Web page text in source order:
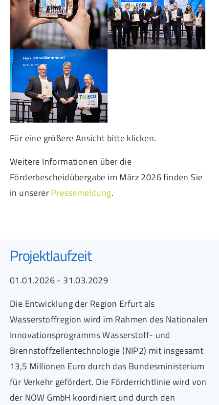
Show larger version
Für eine größere Ansicht bitte klicken.
Weitere Informationen über die
Förderbescheidübergabe im März 2026 finden Sie
in unsererPressemeldung.
Projektlaufzeit
01.01.2026 - 31.03.2029
Die Entwicklung der Region Erfurt als
Wasserstoffregion wird im Rahmen des Nationalen
Innovationsprogramms Wasserstoff- und
Brennstoffzellentechnologie (NIP2) mit insgesamt
13,5 Millionen Euro durch das Bundesministerium
für Verkehr gefördert. Die Förderrichtlinie wird von
der NOW GmbH koordiniert und durch den